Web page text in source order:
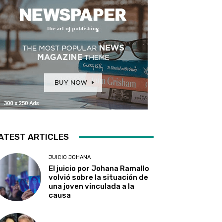
ARTICLES
JUICIO JOHANA
El juicio por Johana Ramallo
volvió sobre la situación de
una joven vinculada a la
causa